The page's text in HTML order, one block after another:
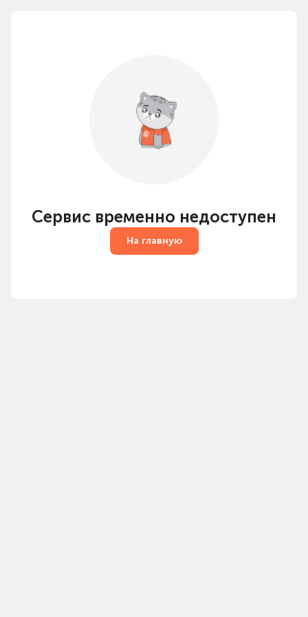
Сервис временно недоступен
На главную